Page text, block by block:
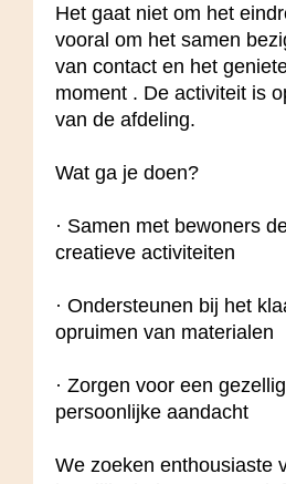
Het gaat niet om het
vooral om het samen
van contact en het
moment . De activiteit is
van de afdeling.
Wat ga je doen?
· Samen met bewoners
creatieve activiteiten
· Ondersteunen bij het
opruimen van materialen
· Zorgen voor een
persoonlijke aandacht
We zoeken enthousiaste